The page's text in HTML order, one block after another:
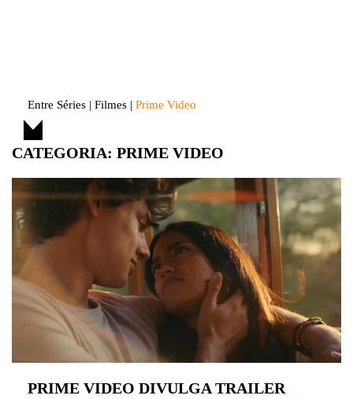
Entre Séries | Filmes | Prime Video
CATEGORIA: PRIME VIDEO
PRIME VIDEO DIVULGA TRAILER